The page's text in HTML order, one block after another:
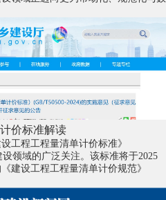
价标准解读
工程工程量清单计价标准》
设领域的广泛关注。该标准将于2025
建设工程工程量清单计价规范》